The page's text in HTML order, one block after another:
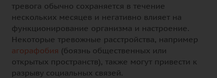
тревога обычно сохраняется в течение
нескольких месяцев и негативно влияет на
функционирование организма и настроение.
Некоторые тревожные расстройства, например
агорафобия (боязнь общественных или
открытых пространств), также могут привести к
разрыву социальных связей.